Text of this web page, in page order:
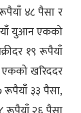
४८ पैसा र
युआन एकको
१९ रूपैयाँ
एकको खरिददर
रूपैयाँ ३३ पैसा,